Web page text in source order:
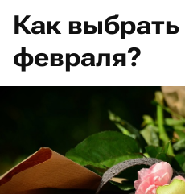
Как
февраля?